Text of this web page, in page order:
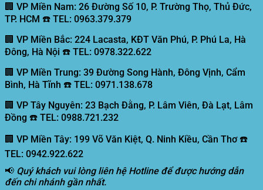
🏢 VP Miền Nam: 26 Đường Số 10, P. Trường Thọ, Thủ Đức,
TP. HCM ☎️ TEL: 0963.379.379
🏢 VP Miền Bắc: 224 Lacasta, KĐT Văn Phú, P. Phú La, Hà
Đông, Hà Nội ☎️ TEL: 0978.322.622
🏢 VP Miền Trung: 39 Đường Song Hành, Đông Vịnh, Cẩm
Bình, Hà Tĩnh ☎️ TEL: 0971.138.678
🏢 VP Tây Nguyên: 23 Bạch Đằng, P. Lâm Viên, Đà Lạt, Lâm
Đồng ☎️ TEL: 0988.721.232
🏢 VP Miền Tây: 199 Võ Văn Kiệt, Q. Ninh Kiều, Cần Thơ ☎️
TEL: 0942.922.622
📢 Quý khách vui lòng liên hệ Hotline để được hướng dẫn
đến chi nhánh gần nhất.